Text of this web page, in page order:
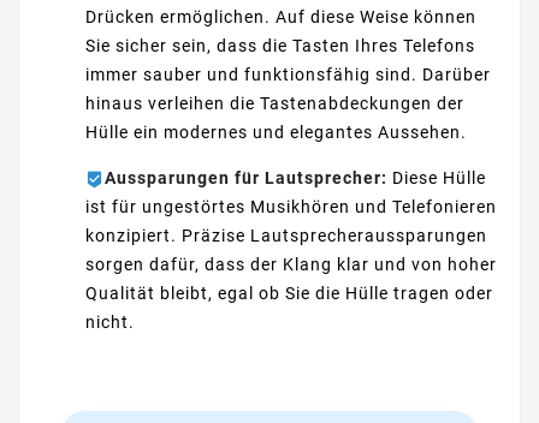
Drücken ermöglichen. Auf diese Weise können
Sie sicher sein, dass die Tasten Ihres Telefons
immer sauber und funktionsfähig sind. Darüber
hinaus verleihen die Tastenabdeckungen der
Hülle ein modernes und elegantes Aussehen.
Aussparungen für Lautsprecher: Diese Hülle
ist für ungestörtes Musikhören und Telefonieren
konzipiert. Präzise Lautsprecheraussparungen
sorgen dafür, dass der Klang klar und von hoher
Qualität bleibt, egal ob Sie die Hülle tragen oder
nicht.